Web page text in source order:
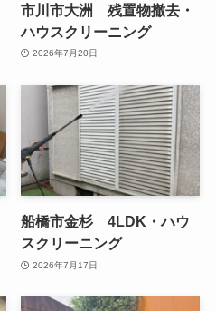
市川市大洲 残置物撤去・
ハウスクリーニング
2026年7月20日
船橋市金杉 4LDK・ハウ
スクリーニング
2026年7月17日